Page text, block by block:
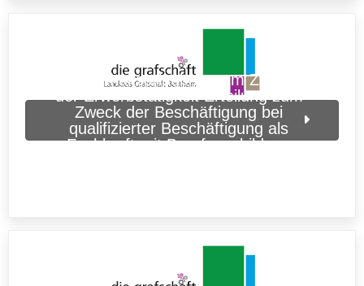
Aufenthaltserlaubnis zum Zweck
der Erwerbstätigkeit Erteilung zum
Zweck der Beschäftigung bei
qualifizierter Beschäftigung als
Fachkraft mit Berufsausbildung